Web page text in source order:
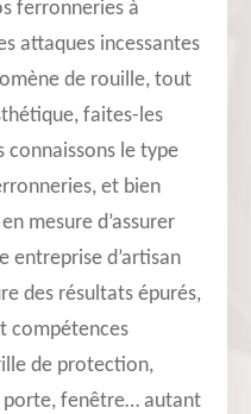
ferronneries à
attaques incessantes
de rouille, tout
faites-les
connaissons le type
et bien
mesure d’assurer
entreprise d’artisan
des résultats épurés,
compétences
de protection,
porte, fenêtre… autant